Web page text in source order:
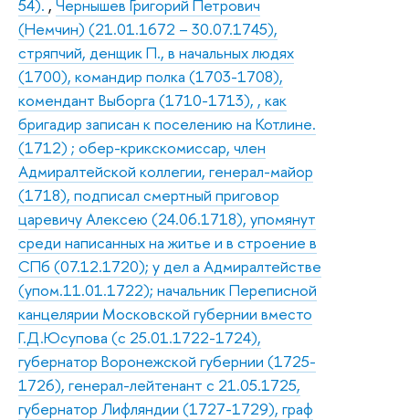
54). , Чернышев Григорий Петрович
(Немчин) (21.01.1672 – 30.07.1745),
стряпчий, денщик П., в начальных людях
(1700), командир полка (1703-1708),
комендант Выборга (1710-1713), , как
бригадир записан к поселению на Котлине.
(1712) ; обер-крикскомиссар, член
Адмиралтейской коллегии, генерал-майор
(1718), подписал смертный приговор
царевичу Алексею (24.06.1718), упомянут
среди написанных на житье и в строение в
СПб (07.12.1720); у дел а Адмиралтействе
(упом.11.01.1722); начальник Переписной
канцелярии Московской губернии вместо
Г.Д.Юсупова (с 25.01.1722-1724),
губернатор Воронежской губернии (1725-
1726), генерал-лейтенант с 21.05.1725,
губернатор Лифляндии (1727-1729), граф